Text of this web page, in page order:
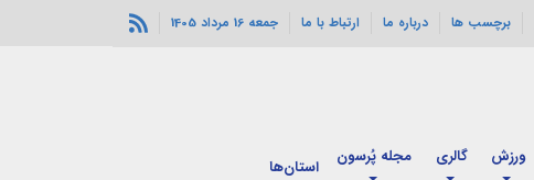
برچسب ها درباره ما ارتباط با ما جمعه 16 مرداد 1405
ورزش گالری مجله پُرسون استان‌ها